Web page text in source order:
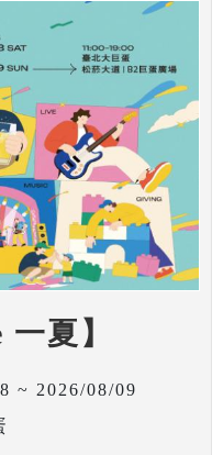
夏】
~ 2026/08/09